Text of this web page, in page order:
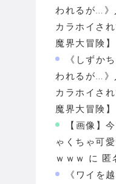
われるが…》
カラホイさ
魔界大冒険】
《しずか
われるが…》
カラホイさ
魔界大冒険】
【画像】
ゃくちゃ可
ｗｗｗ に 匿
《ワイを